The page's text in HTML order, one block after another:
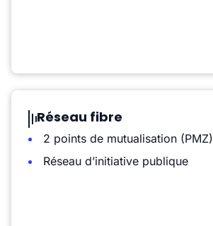
Réseau fibre
2 points de mutualisation (PMZ)
Réseau d’initiative publique